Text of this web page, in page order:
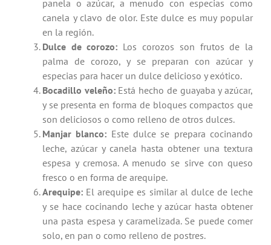
panela o azúcar, a menudo con especias como
canela y clavo de olor. Este dulce es muy popular
en la región.
Dulce de corozo: Los corozos son frutos de la
palma de corozo, y se preparan con azúcar y
especias para hacer un dulce delicioso y exótico.
Bocadillo veleño:Está hecho de guayaba y azúcar,
y se presenta en forma de bloques compactos que
son deliciosos o como relleno de otros dulces.
Manjar blanco: Este dulce se prepara cocinando
leche, azúcar y canela hasta obtener una textura
espesa y cremosa. A menudo se sirve con queso
fresco o en forma de arequipe.
Arequipe:El arequipe es similar al dulce de leche
y se hace cocinando leche y azúcar hasta obtener
una pasta espesa y caramelizada. Se puede comer
solo, en pan o como relleno de postres.